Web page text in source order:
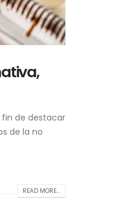
de destacar
de la no
READ MORE...